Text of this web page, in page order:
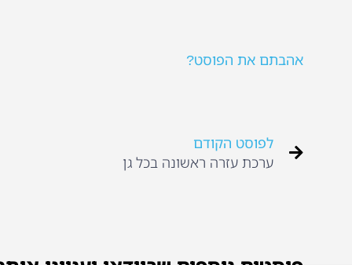
אהבתם את הפוסט?
לפוסט הקודם
ערכת עזרה ראשונה בכל גן